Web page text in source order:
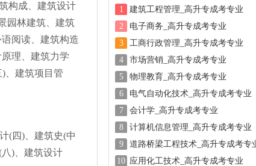
构成、建筑设计
园林建筑、建筑
阅读、建筑构造
理、建筑力学
、建筑项目管
(四)、建筑史(中
)、建筑设计
1
建筑工程管理_高升专成考专业
2
电子商务_高升专成考专业
3
工商行政管理_高升专成考专业
4
市场营销_高升专成考专业
5
物理教育_高升专成考专业
6
电气自动化技术_高升专成考专业
7
会计学_高升专成考专业
8
计算机信息管理_高升专成考专业
9
道路桥梁工程技术_高升专成考专
10 应用化工技术_高升专成考专业